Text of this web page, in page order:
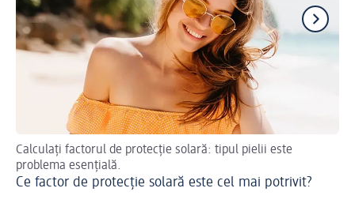
Calculați factorul de protecție solară: tipul pielii este
problema esențială.
Ce factor de protecție solară este cel mai potrivit?